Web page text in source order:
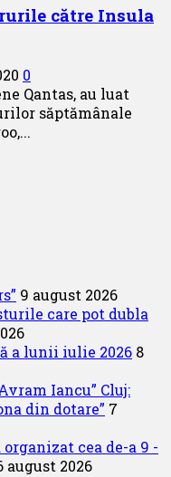
către Insula
0
Qantas, au luat
săptămânale
9 august 2026
care pot dubla
a lunii iulie 2026 8
Iancu” Cluj:
din dotare” 7
cea de-a 9 -
august 2026